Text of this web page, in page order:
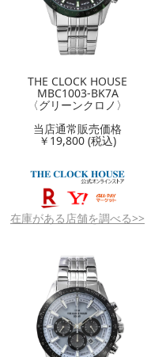
THE CLOCK HOUSE
MBC1003-BK7A
〈グリーンクロノ〉
当店通常販売価格
￥19,800 (税込)
在庫がある店舗を調べる>>